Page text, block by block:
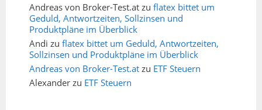
Andreas von Broker-Test.at zu flatex bittet um
Geduld, Antwortzeiten, Sollzinsen und
Produktpläne im Überblick
Andi zu flatex bittet um Geduld, Antwortzeiten,
Sollzinsen und Produktpläne im Überblick
Andreas von Broker-Test.at zu ETF Steuern
Alexander zu ETF Steuern